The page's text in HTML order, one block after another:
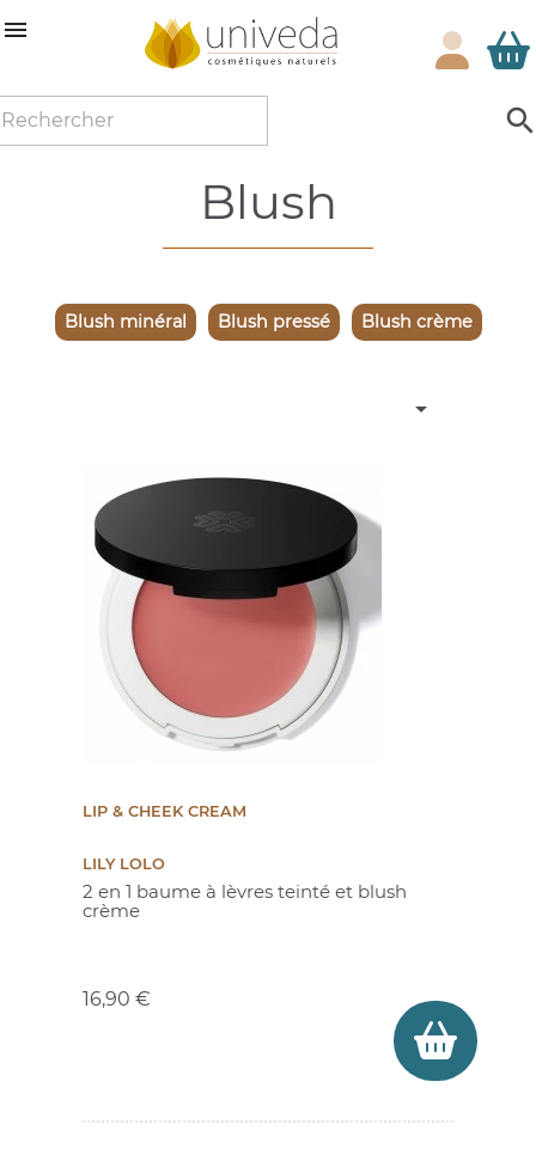

blush
Blush minéral Blush pressé Blush crème

LIP & CHEEK CREAM
LILY LOLO
2 en 1 baume à lèvres teinté et blush
crème
16,90 €